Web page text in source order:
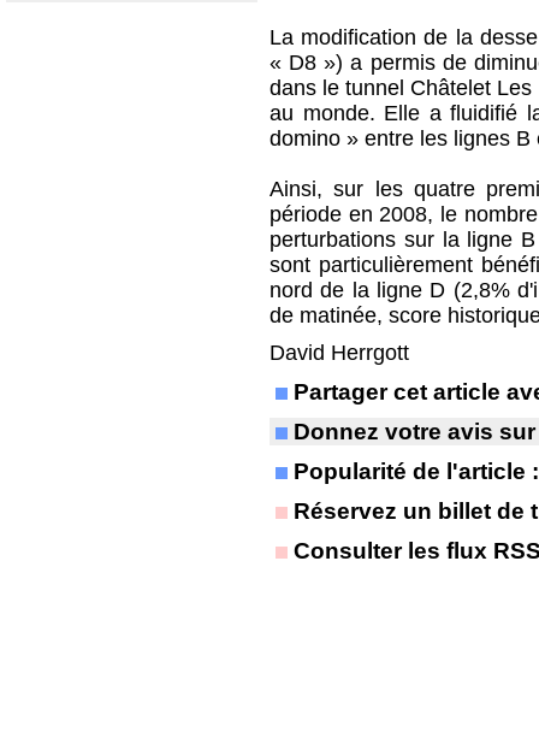
La modification de la
« D8 ») a permis de
dans le tunnel Châtelet
au monde. Elle a fluidifié
domino » entre les lignes B
Ainsi, sur les quatre
période en 2008, le
perturbations sur la ligne
sont particulièrement
nord de la ligne D (2,8%
de matinée, score
David Herrgott
Partager cet article
Donnez votre avis
Popularité de l'article
Réservez un billet de
Consulter les flux